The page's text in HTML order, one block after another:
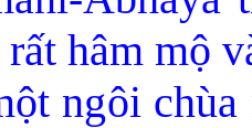
hâm mộ
ngôi